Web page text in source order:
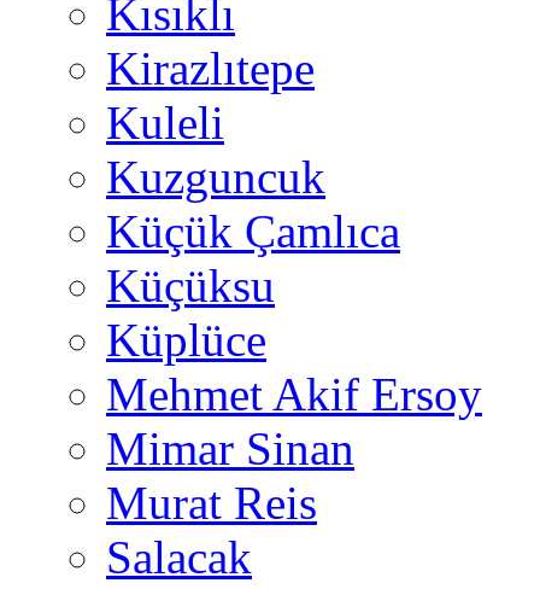
Kısıklı
Kirazlıtepe
Kuleli
Kuzguncuk
Küçük Çamlıca
Küçüksu
Küplüce
Mehmet Akif Ersoy
Mimar Sinan
Murat Reis
Salacak